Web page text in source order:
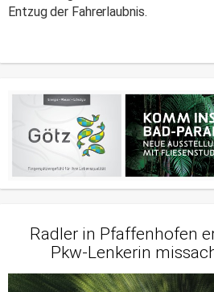
Entzug der Fahrerlaubnis.
Radler in Pfaffenhofen
Pkw-Lenkerin